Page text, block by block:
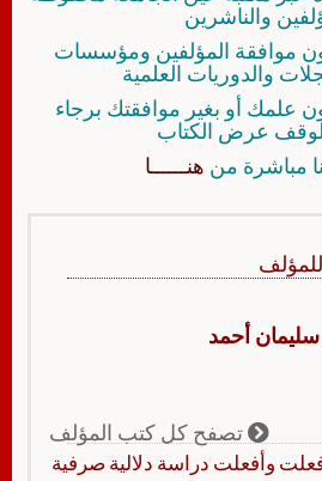
والناشرين
موافقة المؤلفين ومؤسسات
والدوريات العلمية
علمك أو بغير موافقتك برجاء
لوقف عرض الكتاب
مباشرة من هنــــــا
أحمد
تصفح كل كتب المؤلف
وأفعلت دراسة دلالية صرفية